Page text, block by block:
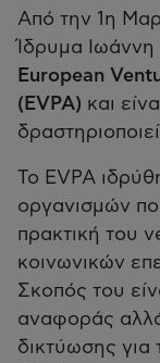
Από την 1η
Ίδρυμα
European
(EVPA) και
Το EVPA
οργανισμών
πρακτική του
κοινωνικών
Σκοπός του
αναφοράς
δικτύωσης για